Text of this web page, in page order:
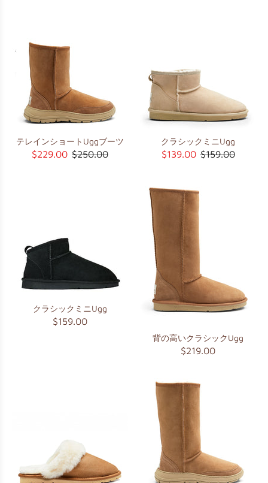
テレインショートUggブーツ
$229.00 $250.00
クラシックミニUgg
$139.00 $159.00
クラシックミニUgg
$159.00
背の高いクラシックUgg
$219.00